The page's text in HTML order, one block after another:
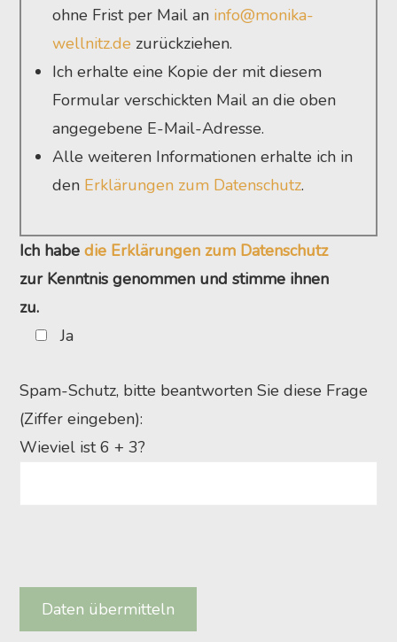
ohne Frist per Mail an info@monika-
wellnitz.de zurückziehen.
Ich erhalte eine Kopie der mit diesem
Formular verschickten Mail an die oben
angegebene E-Mail-Adresse.
Alle weiteren Informationen erhalte ich in
den Erklärungen zum Datenschutz.
Ich habedie Erklärungen zum Datenschutz
zur Kenntnis genommen und stimme ihnen
zu.
Ja
Spam-Schutz, bitte beantworten Sie diese Frage
(Ziffer eingeben):
Wieviel ist 6 + 3?